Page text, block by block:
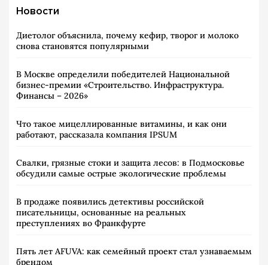
Новости
Диетолог объяснила, почему кефир, творог и молоко
снова становятся популярными
В Москве определили победителей Национальной
бизнес-премии «Строительство. Инфраструктура.
Финансы – 2026»
Что такое мицеллированные витамины, и как они
работают, рассказала компания IPSUM
Свалки, грязные стоки и защита лесов: в Подмосковье
обсудили самые острые экологические проблемы
В продаже появились детективы российской
писательницы, основанные на реальных
преступлениях во Франкфурте
Пять лет AFUVA: как семейный проект стал узнаваемым
брендом